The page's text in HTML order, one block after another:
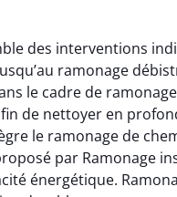
des interventions
ramonage
le cadre de
de nettoyer en
le ramonage de
par Ramonage
énergétique.